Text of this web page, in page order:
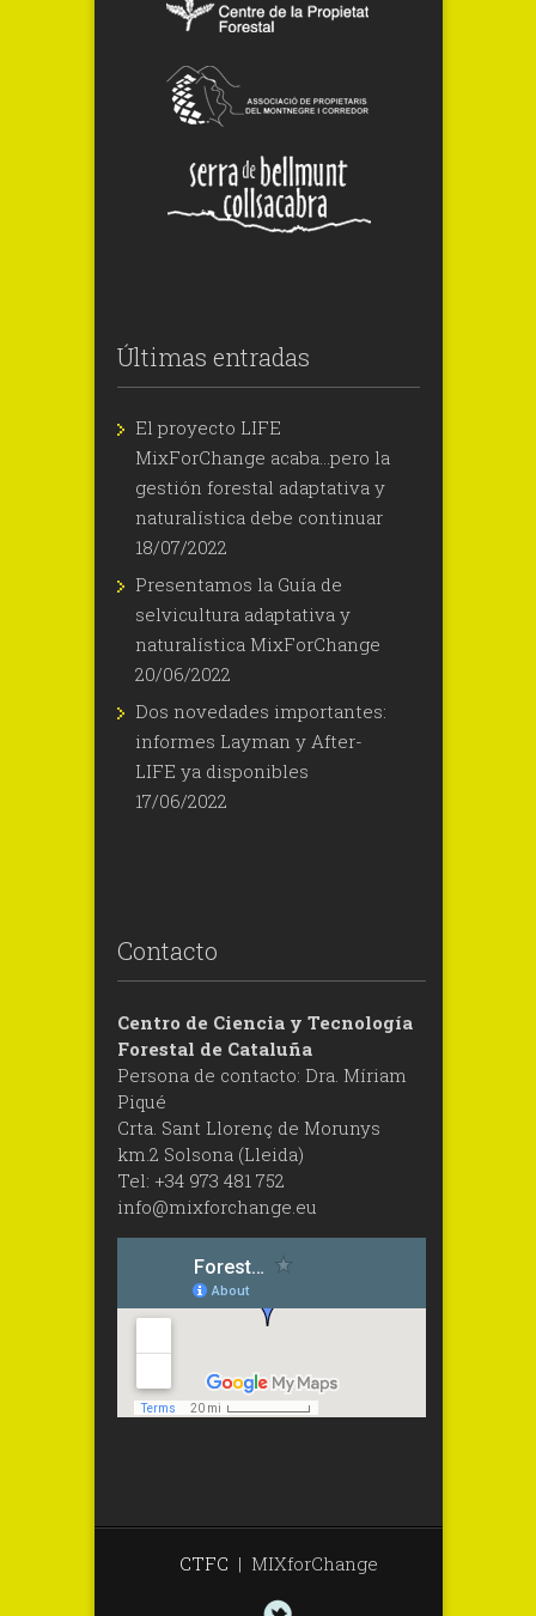
Últimas entradas
El proyecto LIFE
MixForChange acaba…pero la
gestión forestal adaptativa y
naturalística debe continuar
18/07/2022
Presentamos la Guía de
selvicultura adaptativa y
naturalística MixForChange
20/06/2022
Dos novedades importantes:
informes Layman y After-
LIFE ya disponibles
17/06/2022
Contacto
Centro de Ciencia y Tecnología
Forestal de Cataluña
Persona de contacto: Dra. Míriam
Piqué
Crta. Sant Llorenç de Morunys
km.2 Solsona (Lleida)
Tel: +34 973 481 752
info@mixforchange.eu
CTFC | MIXforChange